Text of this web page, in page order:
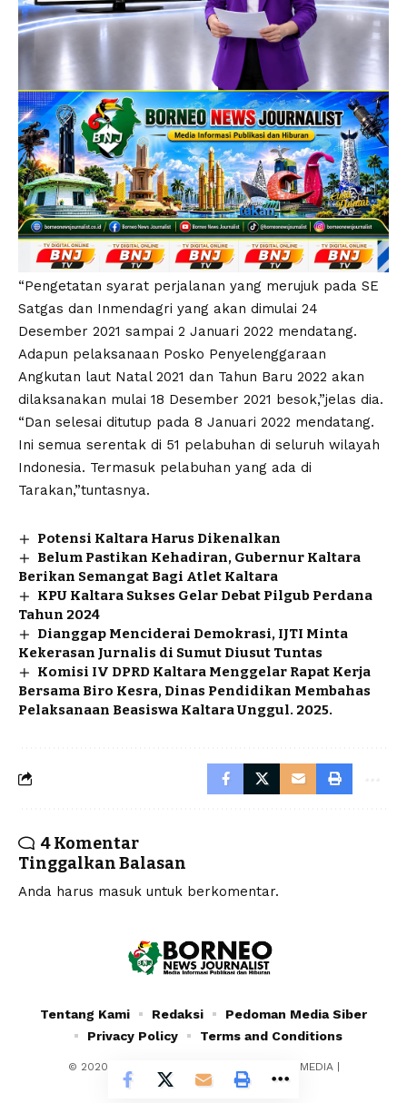
“Pengetatan syarat perjalanan yang merujuk pada SE
Satgas dan Inmendagri yang akan dimulai 24
Desember 2021 sampai 2 Januari 2022 mendatang.
Adapun pelaksanaan Posko Penyelenggaraan
Angkutan laut Natal 2021 dan Tahun Baru 2022 akan
dilaksanakan mulai 18 Desember 2021 besok,”jelas dia.
“Dan selesai ditutup pada 8 Januari 2022 mendatang.
Ini semua serentak di 51 pelabuhan di seluruh wilayah
Indonesia. Termasuk pelabuhan yang ada di
Tarakan,”tuntasnya.
Potensi Kaltara Harus Dikenalkan
Belum Pastikan Kehadiran, Gubernur Kaltara
Berikan Semangat Bagi Atlet Kaltara
KPU Kaltara Sukses Gelar Debat Pilgub Perdana
Tahun 2024
Dianggap Menciderai Demokrasi, IJTI Minta
Kekerasan Jurnalis di Sumut Diusut Tuntas
Komisi IV DPRD Kaltara Menggelar Rapat Kerja
Bersama Biro Kesra, Dinas Pendidikan Membahas
Pelaksanaan Beasiswa Kaltara Unggul. 2025.
4 Komentar
Tinggalkan Balasan
Anda harus masuk untuk berkomentar.
© 2020 - 2024 - PT. YAFRAN BORNEO MULTIMEDIA |
Borneonewsjournalist.co.id
Tentang Kami Redaksi
Pedoman Media Siber
Privacy Policy
Terms and Conditions